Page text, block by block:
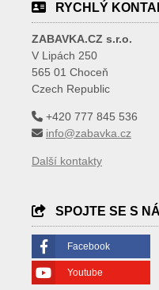
RYCHLÝ
ZABAVKA.CZ s.r.o.
V Lipách 250
565 01 Choceň
Czech Republic
+420 777 845 536
info@zabavka.cz
Další kontakty
SPOJTE SE S
Facebook
Youtube